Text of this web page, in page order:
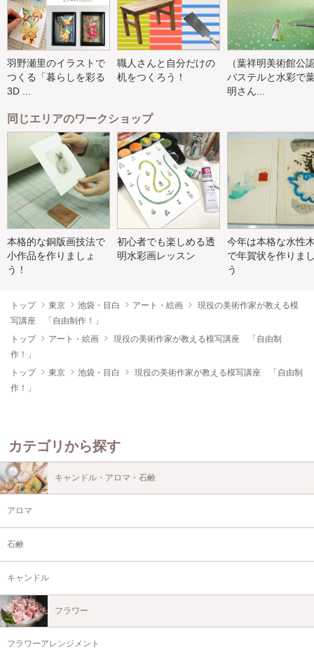
羽野瀬里のイラストで
つくる「暮らしを彩る
3D ...
職人さんと自分だけの
机をつくろう！
（葉祥明美術館公
パステルと水彩で
明さん...
同じエリアのワークショップ
本格的な銅版画技法で
小作品を作りましょ
う！
初心者でも楽しめる透
明水彩画レッスン
今年は本格な水性
で年賀状を作りま
う
トップ 東京 池袋・目白 アート・絵画
現役の美術作家が教える模
写講座 「自由制作！」
トップ
アート・絵画
現役の美術作家が教える模写講座 「自由制
作！」
トップ
東京 池袋・目白
現役の美術作家が教える模写講座 「自由制
作！」
カテゴリから探す
キャンドル・アロマ・石鹸
アロマ
石鹸
キャンドル
フラワー
フラワーアレンジメント